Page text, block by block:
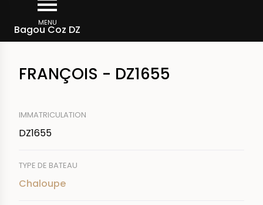
contenu
MENU
Bagou Coz DZ
d'Ariane
Rechercher un bateau
FRANÇOIS - DZ1655
IMMATRICULATION
DZ1655
TYPE DE BATEAU
Chaloupe